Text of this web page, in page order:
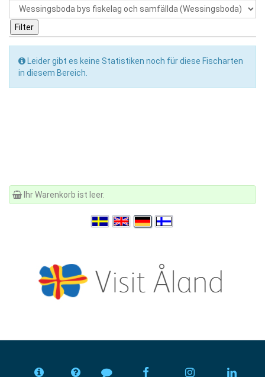
Leider gibt es keine Statistiken noch für diese Fischarten
in diesem Bereich.
Ihr Warenkorb ist leer.